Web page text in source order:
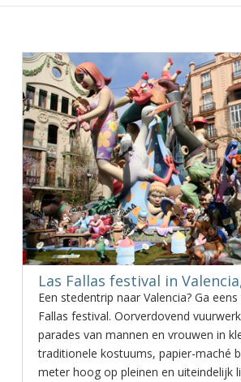
Las Fallas festival in
Een stedentrip naar Valencia? Ga
Fallas festival. Oorverdovend
parades van mannen en vrouwen in
traditionele kostuums, papier-maché
meter hoog op pleinen en uiteindelijk